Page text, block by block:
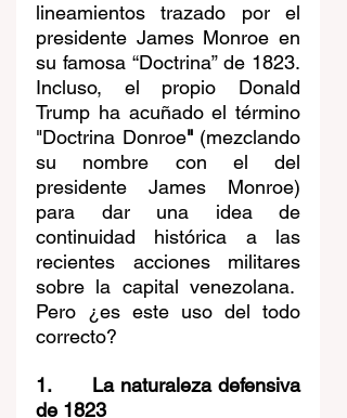
lineamientos trazado por el
presidente James Monroe en
su famosa “Doctrina” de 1823.
Incluso, el propio Donald
Trump ha acuñado el término
"Doctrina Donroe" (mezclando
su nombre con el del
presidente James Monroe)
para dar una idea de
continuidad histórica a las
recientes acciones militares
sobre la capital venezolana.
Pero ¿es este uso del todo
correcto?
1.      La naturaleza defensiva
de 1823